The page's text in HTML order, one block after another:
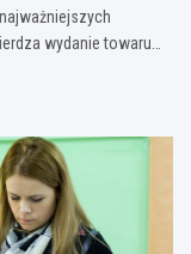
wydanie towaru…